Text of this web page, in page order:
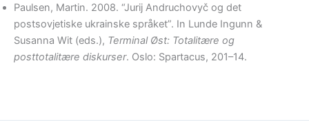
Paulsen, Martin. 2008. “Jurij Andruchovyč og det
postsovjetiske ukrainske språket”. In Lunde Ingunn &
Susanna Wit (eds.), Terminal Øst: Totalitære og
posttotalitære diskurser. Oslo: Spartacus, 201–14.